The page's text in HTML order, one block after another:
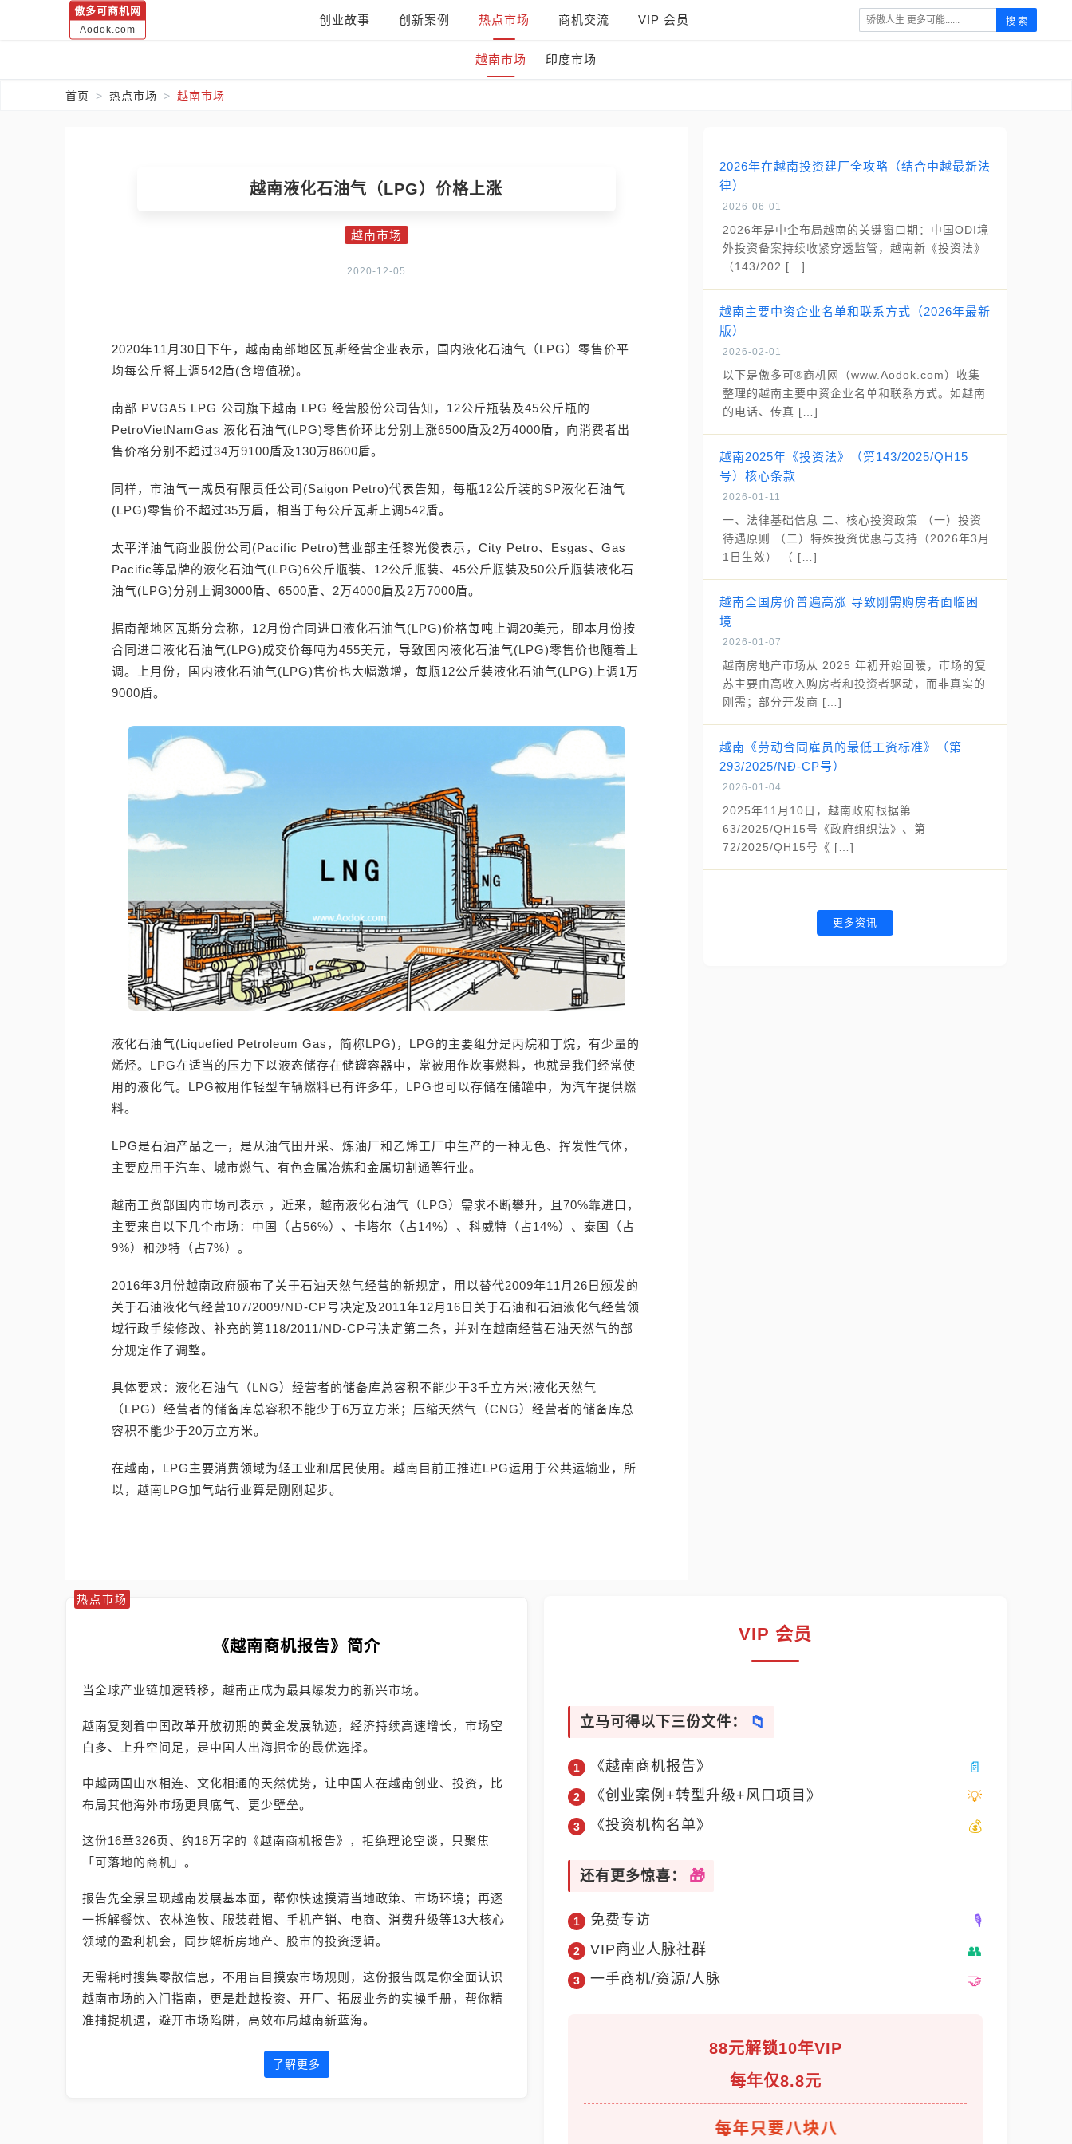
傲多可商机网
Aodok.com
创业故事 创新案例 热点市场 商机交流 VIP 会员 搜 索
越南市场 印度市场
首页 热点市场 越南市场
越南液化石油气（LPG）价格上涨
越南市场
2020-12-05
2020年11月30日下午，越南南部地区瓦斯经营企业表示，国内液化石油气（LPG）零售价平
均每公斤将上调542盾(含增值税)。
南部 PVGAS LPG 公司旗下越南 LPG 经营股份公司告知，12公斤瓶装及45公斤瓶的
PetroVietNamGas 液化石油气(LPG)零售价环比分别上涨6500盾及2万4000盾，向消费者出
售价格分别不超过34万9100盾及130万8600盾。
同样，市油气一成员有限责任公司(Saigon Petro)代表告知，每瓶12公斤装的SP液化石油气
(LPG)零售价不超过35万盾，相当于每公斤瓦斯上调542盾。
太平洋油气商业股份公司(Pacific Petro)营业部主任黎光俊表示，City Petro、Esgas、Gas
Pacific等品牌的液化石油气(LPG)6公斤瓶装、12公斤瓶装、45公斤瓶装及50公斤瓶装液化石
油气(LPG)分别上调3000盾、6500盾、2万4000盾及2万7000盾。
据南部地区瓦斯分会称，12月份合同进口液化石油气(LPG)价格每吨上调20美元，即本月份按
合同进口液化石油气(LPG)成交价每吨为455美元，导致国内液化石油气(LPG)零售价也随着上
调。上月份，国内液化石油气(LPG)售价也大幅激增，每瓶12公斤装液化石油气(LPG)上调1万
9000盾。
液化石油气(Liquefied Petroleum Gas，简称LPG)，LPG的主要组分是丙烷和丁烷，有少量的
烯烃。LPG在适当的压力下以液态储存在储罐容器中，常被用作炊事燃料，也就是我们经常使
用的液化气。LPG被用作轻型车辆燃料已有许多年，LPG也可以存储在储罐中，为汽车提供燃
料。
LPG是石油产品之一，是从油气田开采、炼油厂和乙烯工厂中生产的一种无色、挥发性气体，
主要应用于汽车、城市燃气、有色金属冶炼和金属切割通等行业。
越南工贸部国内市场司表示 ，近来，越南液化石油气（LPG）需求不断攀升，且70%靠进口，
主要来自以下几个市场：中国（占56%）、卡塔尔（占14%）、科威特（占14%）、泰国（占
9%）和沙特（占7%）。
2016年3月份越南政府颁布了关于石油天然气经营的新规定，用以替代2009年11月26日颁发的
关于石油液化气经营107/2009/ND-CP号决定及2011年12月16日关于石油和石油液化气经营领
域行政手续修改、补充的第118/2011/ND-CP号决定第二条，并对在越南经营石油天然气的部
分规定作了调整。
具体要求：液化石油气（LNG）经营者的储备库总容积不能少于3千立方米;液化天然气
（LPG）经营者的储备库总容积不能少于6万立方米；压缩天然气（CNG）经营者的储备库总
容积不能少于20万立方米。
在越南，LPG主要消费领域为轻工业和居民使用。越南目前正推进LPG运用于公共运输业，所
以，越南LPG加气站行业算是刚刚起步。
2026年在越南投资建厂全攻略（结合中越最新法
律）
2026-06-01
2026年是中企布局越南的关键窗口期：中国ODI境
外投资备案持续收紧穿透监管，越南新《投资法》
（143/202 […]
越南主要中资企业名单和联系方式（2026年最新
版）
2026-02-01
以下是傲多可®商机网（www.Aodok.com）收集
整理的越南主要中资企业名单和联系方式。如越南
的电话、传真 […]
越南2025年《投资法》（第143/2025/QH15
号）核心条款
2026-01-11
一、法律基础信息 二、核心投资政策 （一）投资
待遇原则 （二）特殊投资优惠与支持（2026年3月
1日生效） （ […]
越南全国房价普遍高涨 导致刚需购房者面临困
境
2026-01-07
越南房地产市场从 2025 年初开始回暖，市场的复
苏主要由高收入购房者和投资者驱动，而非真实的
刚需；部分开发商 […]
越南《劳动合同雇员的最低工资标准》（第
293/2025/NĐ-CP号）
2026-01-04
2025年11月10日，越南政府根据第
63/2025/QH15号《政府组织法》、第
72/2025/QH15号《 […]
更多资讯
热点市场
《越南商机报告》简介
当全球产业链加速转移，越南正成为最具爆发力的新兴市场。
越南复刻着中国改革开放初期的黄金发展轨迹，经济持续高速增长，市场空
白多、上升空间足，是中国人出海掘金的最优选择。
中越两国山水相连、文化相通的天然优势，让中国人在越南创业、投资，比
布局其他海外市场更具底气、更少壁垒。
这份16章326页、约18万字的《越南商机报告》，拒绝理论空谈，只聚焦
「可落地的商机」。
报告先全景呈现越南发展基本面，帮你快速摸清当地政策、市场环境；再逐
一拆解餐饮、农林渔牧、服装鞋帽、手机产销、电商、消费升级等13大核心
领域的盈利机会，同步解析房地产、股市的投资逻辑。
无需耗时搜集零散信息，不用盲目摸索市场规则，这份报告既是你全面认识
越南市场的入门指南，更是赴越投资、开厂、拓展业务的实操手册，帮你精
准捕捉机遇，避开市场陷阱，高效布局越南新蓝海。
了解更多
VIP 会员
立马可得以下三份文件：
《越南商机报告》
《创业案例+转型升级+风口项目》
《投资机构名单》
还有更多惊喜：
免费专访
VIP商业人脉社群
一手商机/资源/人脉
88元解锁10年VIP
每年仅8.8元
每年只要八块八